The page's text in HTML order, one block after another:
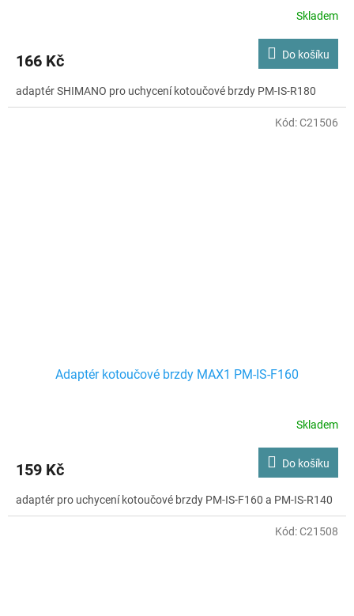
Skladem
166 Kč Do košíku
adaptér SHIMANO pro uchycení kotoučové brzdy PM-IS-R180
Adaptér kotoučové brzdy MAX1 PM-IS-F160
Skladem
159 Kč Do košíku
adaptér pro uchycení kotoučové brzdy PM-IS-F160 a PM-IS-R140
Kód:C21506
Kód:C21508